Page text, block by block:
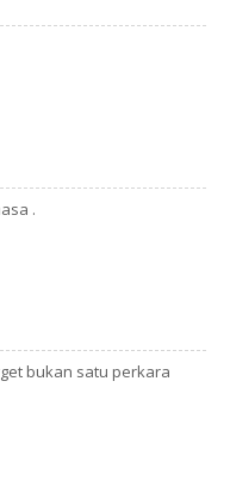
.
bukan satu perkara